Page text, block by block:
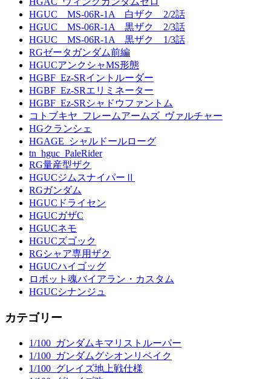
HGUC MS-06R-1A 白ザク 2/2話
HGUC MS-06R-1A 黒ザク 2/3話
HGUC MS-06R-1A 黒ザク 1/3話
RGゼータガンダム前編
HGUCアンクシャMS形態
HGBF_Ez-SRイントルーダー
HGBF_Ez-SRエリミネーター
HGBF_Ez-SRシャドウファントム
コトブキヤ_フレームアームズ_ヴァルチャー
HGクランシェ
HGAGE_シャルドールローグ
tn_hguc_PaleRider
RG量産型ザク
HGUCジムスナイパーⅡ
RGガンダム
HGUCドライセン
HGUCガザC
HGUCネモ
HGUCズゴック
RGシャア専用ザク
HGUCハイゴッグ
ロボット魂バイアラン・カスタム
HGUCシナンジュ
カテゴリー
1/100_ガンダムキマリストルーパー
1/100_ガンダムグシオンリベイク
1/100_グレイズ地上戦仕様